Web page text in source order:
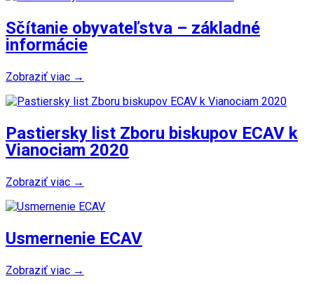
Sčítanie obyvateľstva – základné
informácie
Zobraziť viac →
Pastiersky list Zboru biskupov ECAV k
Vianociam 2020
Zobraziť viac →
Usmernenie ECAV
Zobraziť viac →